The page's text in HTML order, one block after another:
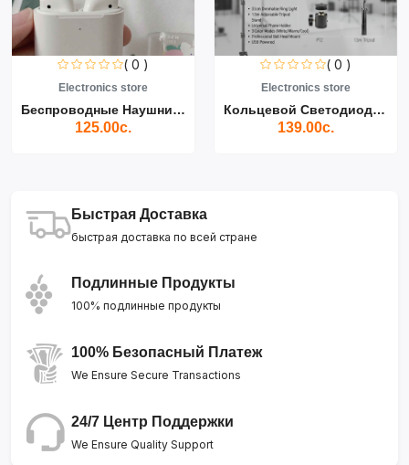
( 0 )
Electronics store
Беспроводные Наушники Air...
125.00с.
( 0 )
Electronics store
Кольцевой Светодиодный Св...
139.00с.
Быстрая Доставка
быстрая доставка по всей стране
Подлинные Продукты
100% подлинные продукты
100% Безопасный Платеж
We Ensure Secure Transactions
24/7 Центр Поддержки
We Ensure Quality Support